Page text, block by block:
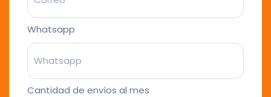
Whatsapp
Cantidad de envíos al mes